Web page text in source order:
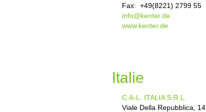
Fax: +49(8221) 2799 55
info@kenter.de
www.kenter.de
Italie
C.A-L. ITALIA S.R.L.
Viale Della Repubblica, 14